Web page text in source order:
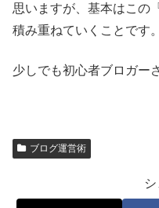
思いますが、基本はこの
積み重ねていくことです。
少しでも初心者ブロガー
ブログ運営術